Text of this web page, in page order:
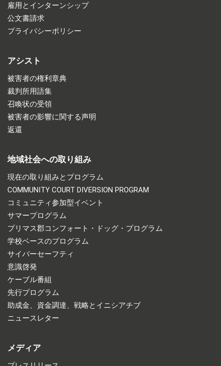
雇用とインターンシップ
公文書請求
プライバシーポリシー
アシスト
被害者の権利章典
裁判所用語集
召喚状の受領
被害者の影響に関する声明
返還
地域社会への取り組み
現在の取り組みとプログラム
COMMUNITY COURT DIVERSION PROGRAM
コミュニティ参加型イベント
サマープログラム
プリマス郡コンフォート・ドッグ・プログラム
学校ベースのプログラム
サイバーセーフティ
意識啓発
ケーブル番組
先行プログラム
助成金、資金調達、戦略とイニシアチブ
ニュースレター
メディア